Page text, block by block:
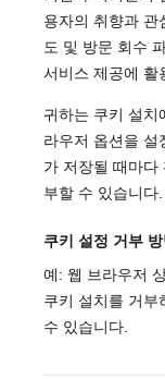
용자의 취향과 관
도 및 방문 회수
서비스 제공에 활
귀하는 쿠키 설치
라우저 옵션을 설
가 저장될 때마다
부할 수 있습니다.
쿠키 설정 거부 방
예: 웹 브라우저
쿠키 설치를 거부
수 있습니다.